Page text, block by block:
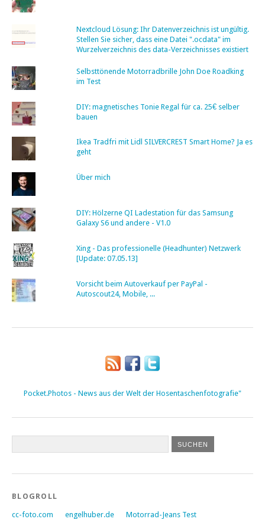
Nextcloud Lösung: Ihr Datenverzeichnis ist ungültig.
Stellen Sie sicher, dass eine Datei ".ocdata" im
Wurzelverzeichnis des data-Verzeichnisses existiert
Selbsttönende Motorradbrille John Doe Roadking
im Test
DIY: magnetisches Tonie Regal für ca. 25€ selber
bauen
Ikea Tradfri mit Lidl SILVERCREST Smart Home? Ja es
geht
Über mich
DIY: Hölzerne QI Ladestation für das Samsung
Galaxy S6 und andere - V1.0
Xing - Das professionelle (Headhunter) Netzwerk
[Update: 07.05.13]
Vorsicht beim Autoverkauf per PayPal -
Autoscout24, Mobile, ...
Pocket.Photos - News aus der Welt der Hosentaschenfotografie"
BLOGROLL
cc-foto.com engelhuber.de Motorrad-Jeans Test